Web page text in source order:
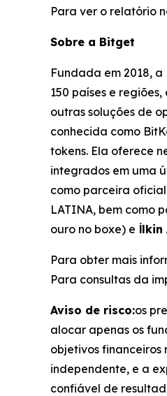
Para ver o relatório
Sobre a Bitget
Fundada em 2018,
150 países e
outras soluções de
conhecida como
tokens. Ela oferece
integrados em uma
como parceira
LATINA, bem como
ouro no boxe) e İlkin
Para obter mais
Para consultas da
Aviso de risco:os
alocar apenas os
objetivos financeiros
independente, e a
confiável de